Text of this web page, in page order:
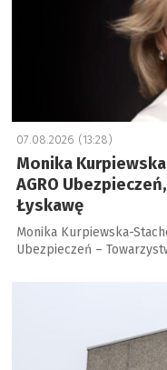
07.08.2026 (13:28)
Monika
AGRO
Łyskawę
Monika Kurpiewska-
Ubezpieczeń –